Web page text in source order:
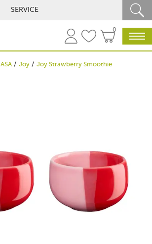
SERVICE
0
ASA Joy Joy Strawberry Smoothie